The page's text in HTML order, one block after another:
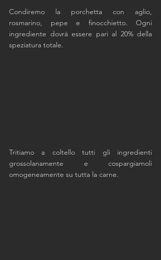
Condiremo la porchetta con aglio,
rosmarino, pepe e finocchietto. Ogni
ingrediente dovrà essere pari al 20% della
speziatura totale.
Tritiamo a coltello tutti gli ingredienti
grossolanamente e cospargiamoli
omogeneamente su tutta la carne.